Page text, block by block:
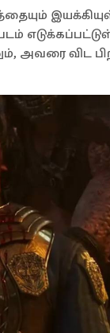
அவரை விட